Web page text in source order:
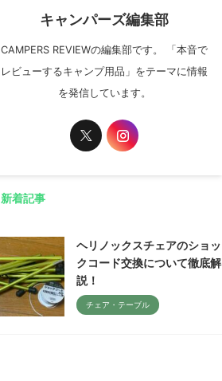
キャンパーズ編集部
CAMPERS REVIEWの編集部です。 「本音で
レビューするキャンプ用品」をテーマに情報
を発信しています。
新着記事
ヘリノックスチェアのショッ
クコード交換について徹底解
説！
チェア・テーブル